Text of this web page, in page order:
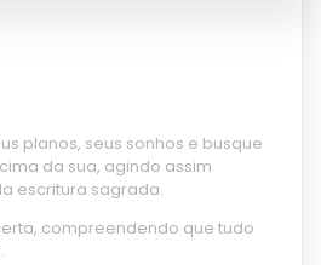
planos, seus sonhos e busque
da sua, agindo assim
escritura sagrada.
compreendendo que tudo